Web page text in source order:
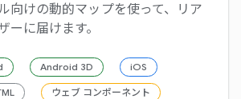
向けの動的マップを使って、リア
ーに届けます。
Android 3D iOS
ウェブ コンポーネント